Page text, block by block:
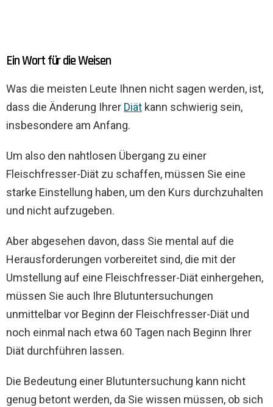
Ein Wort für die Weisen
Was die meisten Leute Ihnen nicht sagen werden, ist,
dass die Änderung Ihrer Diät kann schwierig sein,
insbesondere am Anfang.
Um also den nahtlosen Übergang zu einer
Fleischfresser-Diät zu schaffen, müssen Sie eine
starke Einstellung haben, um den Kurs durchzuhalten
und nicht aufzugeben.
Aber abgesehen davon, dass Sie mental auf die
Herausforderungen vorbereitet sind, die mit der
Umstellung auf eine Fleischfresser-Diät einhergehen,
müssen Sie auch Ihre Blutuntersuchungen
unmittelbar vor Beginn der Fleischfresser-Diät und
noch einmal nach etwa 60 Tagen nach Beginn Ihrer
Diät durchführen lassen.
Die Bedeutung einer Blutuntersuchung kann nicht
genug betont werden, da Sie wissen müssen, ob sich